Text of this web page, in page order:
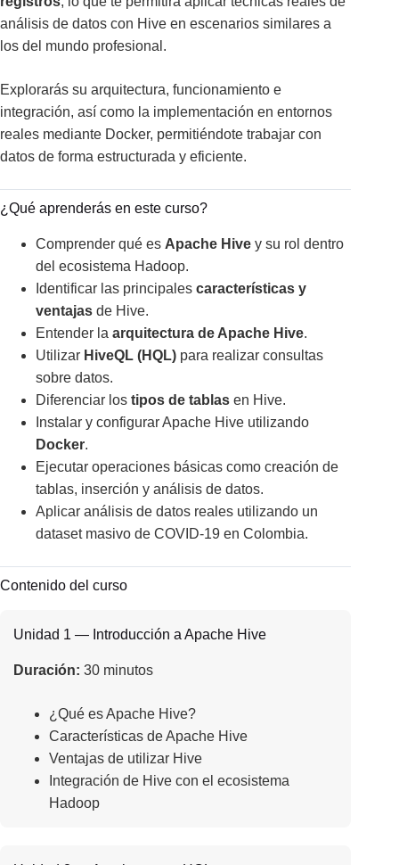
análisis de datos con Hive en escenarios similares a
los del mundo profesional.
Explorarás su arquitectura, funcionamiento e
integración, así como la implementación en entornos
reales mediante Docker, permitiéndote trabajar con
datos de forma estructurada y eficiente.
¿Qué aprenderás en este curso?
Comprender qué es Apache Hive y su rol dentro
del ecosistema Hadoop.
Identificar las principales características y
ventajas de Hive.
Entender la arquitectura de Apache Hive.
Utilizar HiveQL (HQL) para realizar consultas
sobre datos.
Diferenciar los tipos de tablas en Hive.
Instalar y configurar Apache Hive utilizando
Docker.
Ejecutar operaciones básicas como creación de
tablas, inserción y análisis de datos.
Aplicar análisis de datos reales utilizando un
dataset masivo de COVID-19 en Colombia.
Contenido del curso
Unidad 1 — Introducción a Apache Hive
Duración: 30 minutos
¿Qué es Apache Hive?
Características de Apache Hive
Ventajas de utilizar Hive
Integración de Hive con el ecosistema
Hadoop